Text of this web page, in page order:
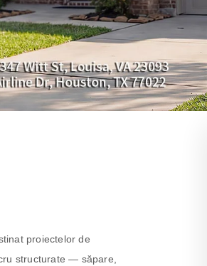
proiectelor de
structurate — săpare,